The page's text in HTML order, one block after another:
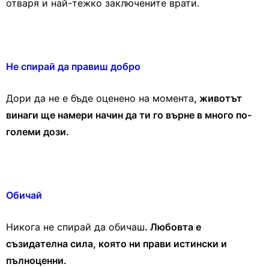
отваря и най-тежко заключените врати.
Не спирай да правиш добро
Дори да не е бъде оценено на момента, животът
винаги ще намери начин да ти го върне в много по-
големи дози.
Обичай
Никога не спирай да обичаш. Любовта е
съзидателна сила, която ни прави истински и
пълноценни.